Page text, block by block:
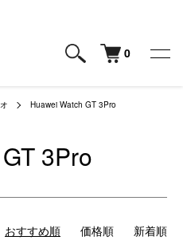
0
Huawei Watch GT 3Pro
3Pro
おすすめ順 価格順 新着順